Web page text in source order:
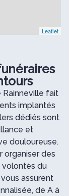
Leaflet
fait
implantés
dédiés sont
et
douloureuse.
organiser des
volontés du
assurent
de A à